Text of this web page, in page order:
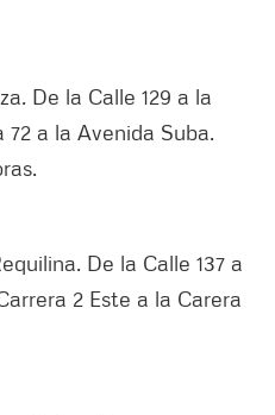
De la Calle 129 a la
72 a la Avenida Suba.
De la Calle 137 a
2 Este a la Carera